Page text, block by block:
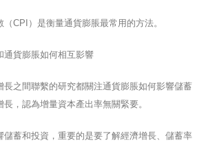
CPI）是衡量通貨膨脹最常用的方法。
通貨膨脹如何相互影響
長之間聯繫的研究都關注通貨膨脹如何影響儲蓄
，認為增量資本產出率無關緊要。
儲蓄和投資，重要的是要了解經濟增長、儲蓄率